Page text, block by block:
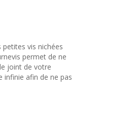
vis nichées
permet de ne
joint de votre
infinie afin de ne pas